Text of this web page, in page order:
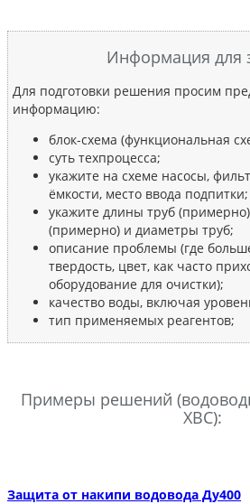
Информация для
Для подготовки решения просим
информацию:
блок-схема (функциональная
суть техпроцесса;
укажите на схеме насосы,
ёмкости, место ввода подпитки;
укажите длины труб
(примерно) и диаметры труб;
описание проблемы (где
твердость, цвет, как часто
оборудование для очистки);
качество воды, включая
тип применяемых реагентов;
Примеры решений
ХВС):
Защита от накипи водовода Ду400